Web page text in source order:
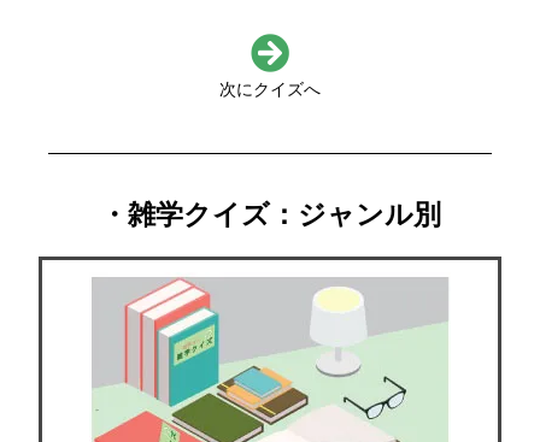
次にクイズへ
・雑学クイズ：ジャンル別